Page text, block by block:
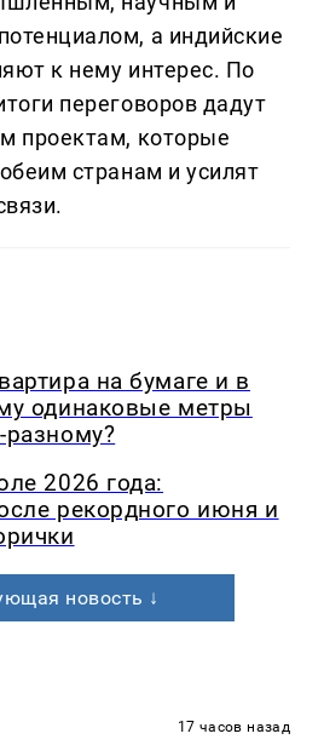
а индийские
к нему интерес. По
переговоров дадут
проектам, которые
странам и усилят
на бумаге и в
одинаковые метры
2026 года:
рекордного июня и
новость ↓
17 часов назад